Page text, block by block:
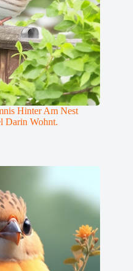
Hinter Am Nest
Darin Wohnt.